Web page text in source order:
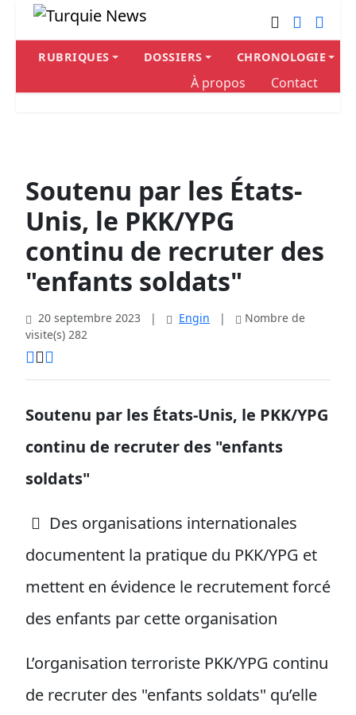
RUBRIQUES DOSSIERS CHRONOLOGIE
À propos Contact
Soutenu par les États-
Unis, le PKK/YPG
continu de recruter des
"enfants soldats"
20 septembre 2023 | Engin |
Nombre de
visite(s) 282
Soutenu par les États-Unis, le PKK/YPG
continu de recruter des "enfants
soldats"
Des organisations internationales
documentent la pratique du PKK/YPG et
mettent en évidence le recrutement forcé
des enfants par cette organisation
L’organisation terroriste PKK/YPG continu
de recruter des "enfants soldats" qu’elle